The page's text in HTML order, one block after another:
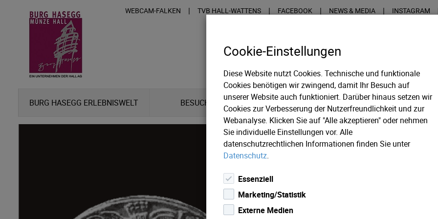
WEBCAM-FALKEN | TVB HALL-WATTENS | FACEBOOK | NEWS & MEDIA | INSTAGRAM
BURG HASEGG ERLEBNISWELT BESUCHERINFOS MÜNZPRÄGUNG
Cookie-Einstellungen
Diese Website nutzt Cookies. Technische und funktionale
Cookies benötigen wir zwingend, damit Ihr Besuch auf
unserer Website auch funktioniert. Darüber hinaus setzen wir
Cookies zur Verbesserung der Nutzerfreundlichkeit und zur
Webanalyse. Klicken Sie auf "Alle akzeptieren" oder nehmen
Sie individuelle Einstellungen vor. Alle
datenschutzrechtlichen Informationen finden Sie unter
Datenschutz.
Essenziell
Marketing/Statistik
Externe Medien